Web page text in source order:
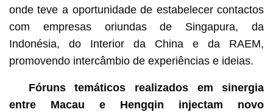
onde teve a oportunidade de estabelecer contactos
com empresas oriundas de Singapura, da
Indonésia, do Interior da China e da RAEM,
promovendo intercâmbio de experiências e ideias.
Fóruns temáticos realizados em sinergia
entre Macau e Hengqin injectam novo